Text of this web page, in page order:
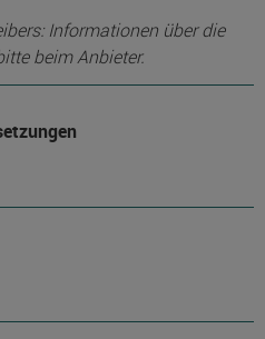
Informationen über die
beim Anbieter.